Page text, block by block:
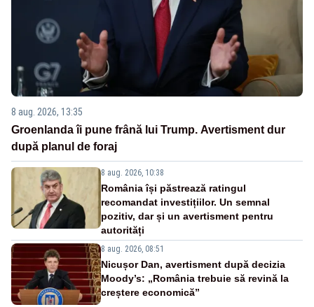
8 aug. 2026, 13:35
Groenlanda îi pune frână lui Trump. Avertisment dur
după planul de foraj
8 aug. 2026, 10:38
România își păstrează ratingul
recomandat investițiilor. Un semnal
pozitiv, dar și un avertisment pentru
autorități
8 aug. 2026, 08:51
Nicușor Dan, avertisment după decizia
Moody’s: „România trebuie să revină la
creștere economică”